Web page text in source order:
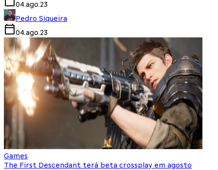
04.ago.23
Pedro Siqueira
04.ago.23
Games
The First Descendant terá beta crossplay em agosto